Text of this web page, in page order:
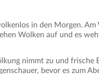
in den Morgen. Am
Wolken auf und es
nimmt zu und frische
bevor es zum